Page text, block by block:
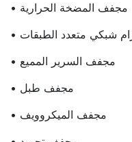
• مجفف المضخة الحرارية
شبكي متعدد الطبقات
• مجفف السرير المميع
• مجفف طبل
• مجفف الميكروويف